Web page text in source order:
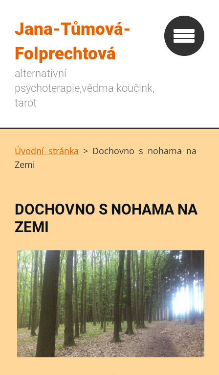
Jana-Tůmová-
Folprechtová
alternativní
psychoterapie,vědma koučink,
tarot
Úvodní stránka > Dochovno s nohama na
Zemi
DOCHOVNO S NOHAMA NA
ZEMI